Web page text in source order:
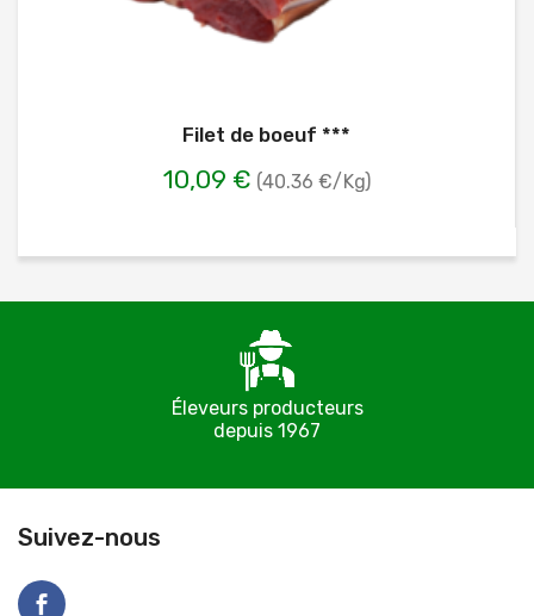
Filet de boeuf ***
10,09 € (40.36 €/Kg)
Éleveurs producteurs
depuis 1967
Suivez-nous